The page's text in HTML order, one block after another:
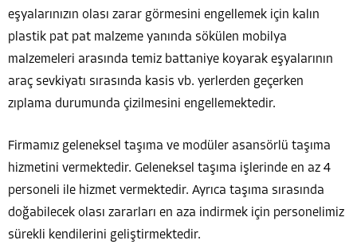
eşyalarınızın olası zarar görmesini engellemek için kalın
plastik pat pat malzeme yanında sökülen mobilya
malzemeleri arasında temiz battaniye koyarak eşyalarının
araç sevkiyatı sırasında kasis vb. yerlerden geçerken
zıplama durumunda çizilmesini engellemektedir.
Firmamız geleneksel taşıma ve modüler asansörlü taşıma
hizmetini vermektedir. Geleneksel taşıma işlerinde en az 4
personeli ile hizmet vermektedir. Ayrıca taşıma sırasında
doğabilecek olası zararları en aza indirmek için personelimiz
sürekli kendilerini geliştirmektedir.